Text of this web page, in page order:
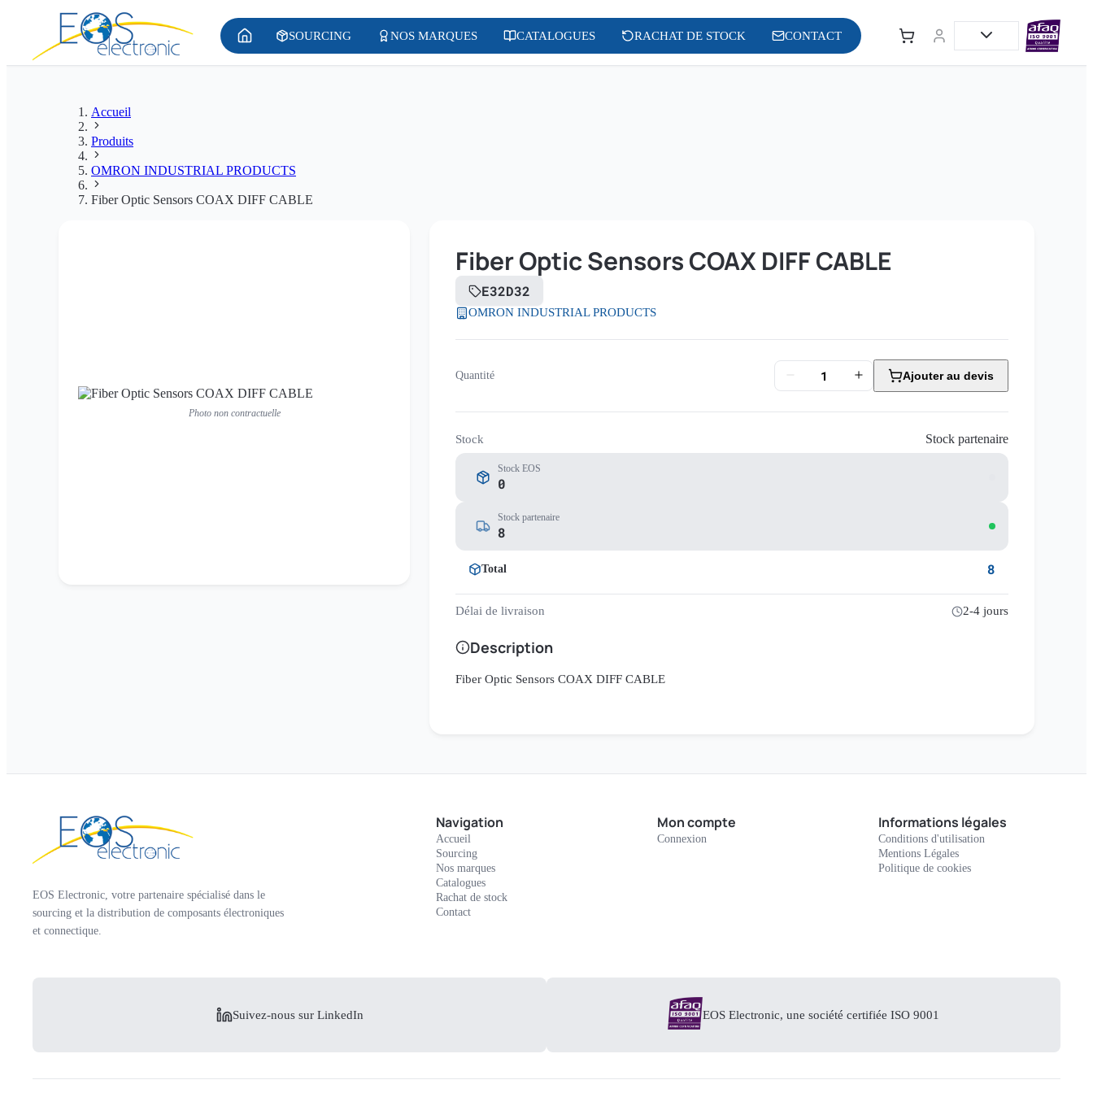
SOURCING NOS MARQUES CATALOGUES RACHAT DE STOCK CONTACT
Accueil
Produits
OMRON INDUSTRIAL PRODUCTS
Fiber Optic Sensors COAX DIFF CABLE
Photo non contractuelle
Fiber Optic Sensors COAX DIFF CABLE
E32D32
OMRON INDUSTRIAL PRODUCTS
Quantité Ajouter au devis
Stock Stock partenaire
Stock EOS
0
Stock partenaire
8
Total 8
Délai de livraison 2-4 jours
Description
Fiber Optic Sensors COAX DIFF CABLE
EOS Electronic, votre partenaire spécialisé dans le
sourcing et la distribution de composants électroniques
et connectique.
Navigation
Accueil
Sourcing
Nos marques
Catalogues
Rachat de stock
Contact
Mon compte
Connexion
Informations légales
Conditions d'utilisation
Mentions Légales
Politique de cookies
Suivez-nous sur LinkedIn EOS Electronic, une société certifiée ISO 9001